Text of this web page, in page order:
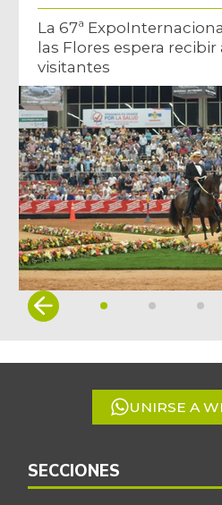
La 67ª
las Flores espera recibir
visitantes
Item
5
UNIRSE A
SECCIONES